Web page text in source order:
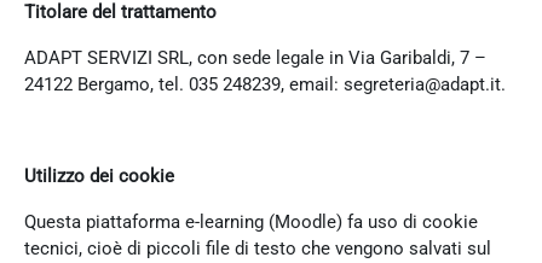
Titolare del trattamento
ADAPT SERVIZI SRL, con sede legale in Via Garibaldi, 7 –
24122 Bergamo, tel. 035 248239, email: segreteria@adapt.it.
Utilizzo dei cookie
Questa piattaforma e-learning (Moodle) fa uso di cookie
tecnici, cioè di piccoli file di testo che vengono salvati sul